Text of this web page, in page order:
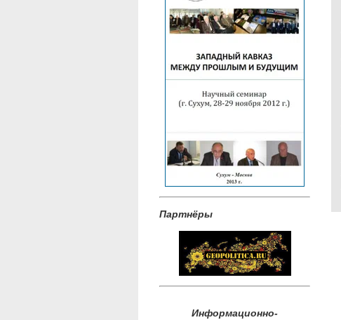
Партнёры
Информационно-